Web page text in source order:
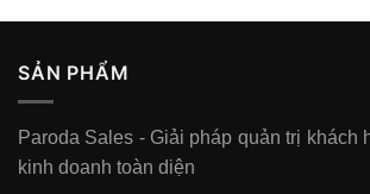
SẢN PHẨM
Paroda Sales - Giải pháp quản trị khách
kinh doanh toàn diện